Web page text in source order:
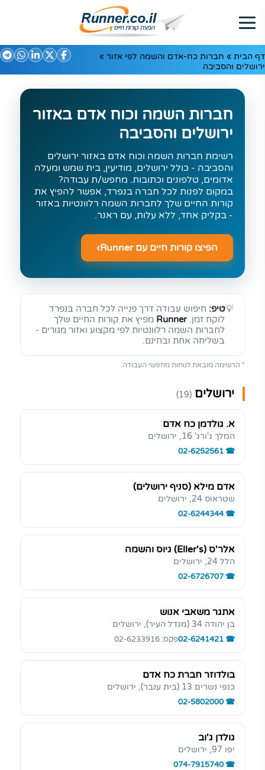
דף הבית » חברות כח-אדם והשמה לפי אזור »
ירושלים והסביבה
חברות השמה וכוח אדם באזור
ירושלים והסביבה
רשימת חברות השמה וכוח אדם באזור ירושלים
והסביבה - כולל ירושלים, מודיעין, בית שמש ומעלה
אדומים, טלפונים וכתובות. מחפש/ת עבודה?
במקום לפנות לכל חברה בנפרד, אפשר להפיץ את
קורות החיים שלך לחברות השמה רלוונטיות באזור
- בקליק אחד, ללא עלות, עם ראנר.
הפיצו קורות חיים עם Runner
💡טיפ: חיפוש עבודה דרך פנייה לכל חברה בנפרד
לוקח זמן.Runner מפיץ את קורות החיים שלך
לחברות השמה רלוונטיות לפי מקצוע ואזור מגורים -
בשליחה אחת ובחינם.
* הרשימה מובאת לנוחות מחפשי העבודה.
ירושלים (19)
א. גולדמן כח אדם
המלך ג'ורג' 16, ירושלים
02-6252561
אדם מילא (סניף ירושלים)
שטראוס 24, ירושלים
02-6244344
אלר'ס (Eller's) גיוס והשמה
הלל 24, ירושלים
02-6726707
אתגר משאבי אנוש
בן יהודה 34 (מגדל העיר), ירושלים
02-6241421פקס: 02-6233916
בולדוזר חברת כח אדם
כנפי נשרים 13 (בית ענבר), ירושלים
02-5802000
גולדן ג'וב
יפו 97, ירושלים
074-7915740